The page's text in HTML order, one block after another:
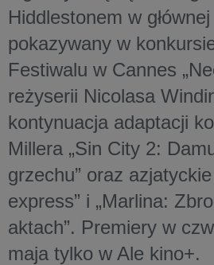
Hiddlestonem w
pokazywany w
Festiwalu w Cannes
reżyserii Nicolasa
kontynuacja adaptacji
Millera „Sin City 2:
grzechu” oraz
express” i „Marlina:
aktach”. Premiery w
maja tylko w Ale kino+.